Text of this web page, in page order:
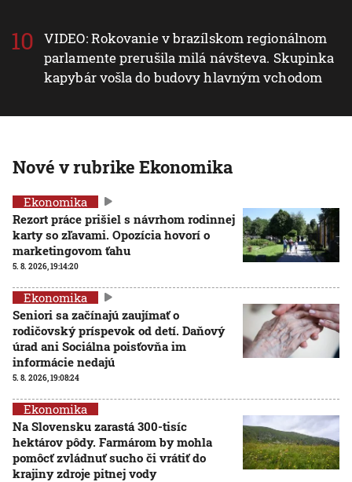
VIDEO: Rokovanie v brazílskom regionálnom
parlamente prerušila milá návšteva. Skupinka
kapybár vošla do budovy hlavným vchodom
Nové v rubrike Ekonomika
Ekonomika
Rezort práce prišiel s návrhom rodinnej
karty so zľavami. Opozícia hovorí o
marketingovom ťahu
5. 8. 2026, 19:14:20
Ekonomika
Seniori sa začínajú zaujímať o
rodičovský príspevok od detí. Daňový
úrad ani Sociálna poisťovňa im
informácie nedajú
5. 8. 2026, 19:08:24
Ekonomika
Na Slovensku zarastá 300-tisíc
hektárov pôdy. Farmárom by mohla
pomôcť zvládnuť sucho či vrátiť do
krajiny zdroje pitnej vody